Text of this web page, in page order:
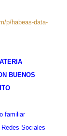
p/habeas-data-
BUENOS
familiar
Sociales